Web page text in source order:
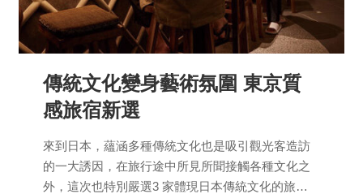
傳統文化變身藝術氛圍 東京質
感旅宿新選
來到日本，蘊涵多種傳統文化也是吸引觀光客造訪
的一大誘因，在旅行途中所見所聞接觸各種文化之
外，這次也特別嚴選3 家體現日本傳統文化的旅